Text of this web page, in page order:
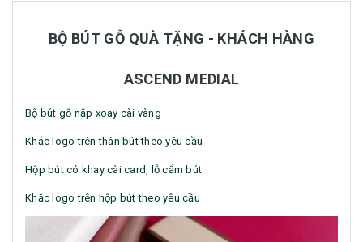
BỘ BÚT GỖ QUÀ TẶNG - KHÁCH HÀNG
ASCEND MEDIAL
Bộ bút gỗ nắp xoay cài vàng
Khắc logo trên thân bút theo yêu cầu
Hộp bút có khay cài card, lỗ cắm bút
Khắc logo trên hộp bút theo yêu cầu